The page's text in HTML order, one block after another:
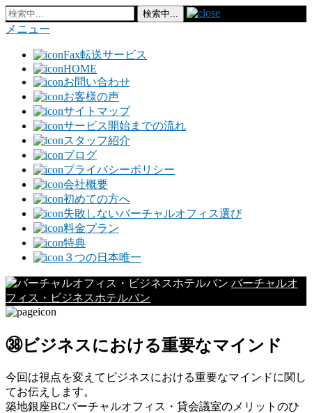
メニュー
Fax転送サービス
HOME
お問い合わせ
お客様の声
サイトマップ
サービス開始までの流れ
スタッフ紹介
ブログ
プライバシーポリシー
会社概要
初めての方へ
失敗しないバーチャルオフィス選び
料金プラン
特典
３つの日本唯一
バーチャルオ
フィス・ビジネスホテルバン
㊳ビジネスにおける重要なマインド
今回は視点を変えてビジネスにおける重要なマインドに関し
てお伝えします。
築地銀座BCバーチャルオフィス・貸会議室のメリットのひ